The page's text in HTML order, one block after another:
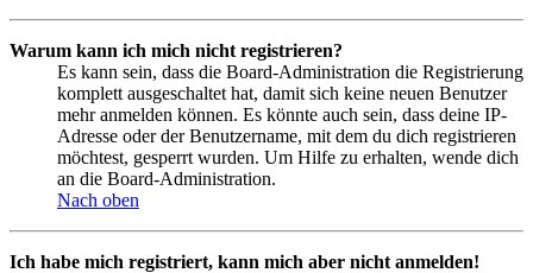
Warum kann ich mich nicht registrieren?
Es kann sein, dass die Board-Administration die Registrierung
komplett ausgeschaltet hat, damit sich keine neuen Benutzer
mehr anmelden können. Es könnte auch sein, dass deine IP-
Adresse oder der Benutzername, mit dem du dich registrieren
möchtest, gesperrt wurden. Um Hilfe zu erhalten, wende dich
an die Board-Administration.
Nach oben
Ich habe mich registriert, kann mich aber nicht anmelden!